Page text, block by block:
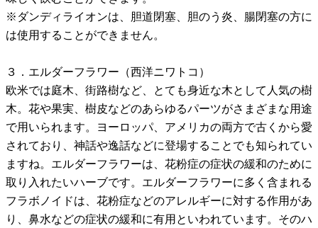
※ダンディライオンは、胆道閉塞、胆のう炎、腸閉塞の方に
は使用することができません。
３．エルダーフラワー（西洋ニワトコ）
欧米では庭木、街路樹など、とても身近な木として人気の樹
木。花や果実、樹皮などのあらゆるパーツがさまざまな用途
で用いられます。ヨーロッパ、アメリカの両方で古くから愛
されており、神話や逸話などに登場することでも知られてい
ますね。エルダーフラワーは、花粉症の症状の緩和のために
取り入れたいハーブです。エルダーフラワーに多く含まれる
フラボノイドは、花粉症などのアレルギーに対する作用があ
り、鼻水などの症状の緩和に有用といわれています。そのハ